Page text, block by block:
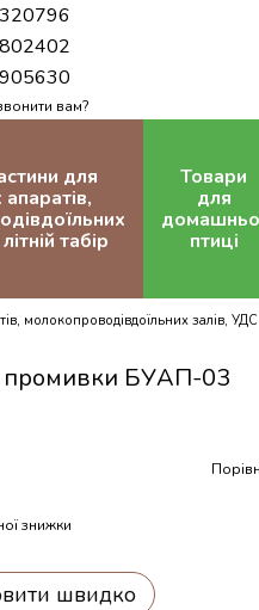
вам?
для
табір
Товари
для
птиці
молокопроводівдоїльних залів, УДС
промивки БУАП-03
знижки
швидко